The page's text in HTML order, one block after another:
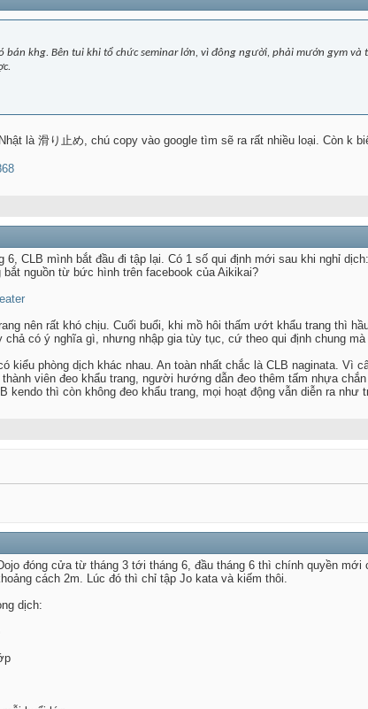
bán khg. Bên tui khi tổ chức seminar lớn, vì đông người, phải mướn gym và
là 滑り止め, chú copy vào google tìm sẽ ra rất nhiều loại. Còn k
CLB mình bắt đầu đi tập lại. Có 1 số qui định mới sau khi nghỉ
nguồn từ bức hình trên facebook của Aikikai?
nên rất khó chịu. Cuối buổi, khi mồ hôi thấm ướt khẩu trang thì
có ý nghĩa gì, nhưng nhập gia tùy tục, cứ theo qui định chung mà
kiểu phòng dịch khác nhau. An toàn nhất chắc là CLB naginata. Vì
viên đeo khẩu trang, người hướng dẫn đeo thêm tấm nhựa
kendo thì còn không đeo khẩu trang, mọi hoạt động vẫn diễn ra như
đóng cửa từ tháng 3 tới tháng 6, đầu tháng 6 thì chính quyền
cách 2m. Lúc đó thì chỉ tập Jo kata và kiếm thôi.
dịch: